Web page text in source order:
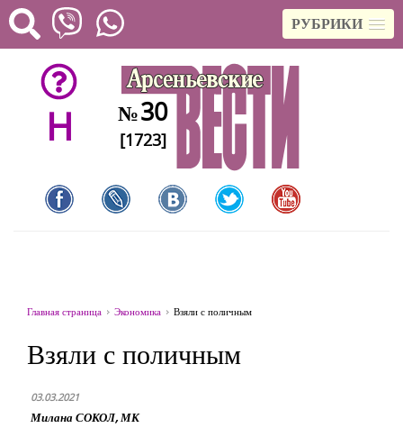
РУБРИКИ
H №30
[1723]
Главная страница Экономика Взяли с поличным
Взяли с поличным
03.03.2021
Милана СОКОЛ, МК